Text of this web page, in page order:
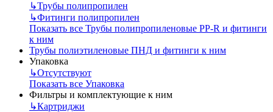
↳Трубы полипропилен
↳Фитинги полипропилен
Показать все Трубы полипропиленовые PP-R и фитинги
к ним
Трубы полиэтиленовые ПНД и фитинги к ним
Упаковка
↳Отсутствуют
Показать все Упаковка
Фильтры и комплектующие к ним
↳Картриджи